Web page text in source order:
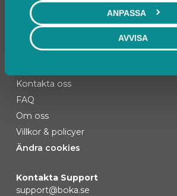
ANPASSA
AVVISA
Kontakta oss
FAQ
Om oss
Villkor & policyer
Ändra cookies
Kontakta Support
support@boka.se